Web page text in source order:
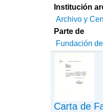
Institución
Archivo y
Parte de
Fundación
Carta de